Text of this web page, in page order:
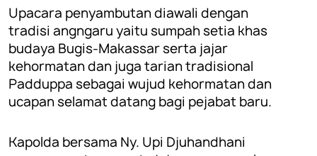
Upacara penyambutan diawali dengan
tradisi angngaru yaitu sumpah setia khas
budaya Bugis-Makassar serta jajar
kehormatan dan juga tarian tradisional
Padduppa sebagai wujud kehormatan dan
ucapan selamat datang bagi pejabat baru.
Kapolda bersama Ny. Upi Djuhandhani